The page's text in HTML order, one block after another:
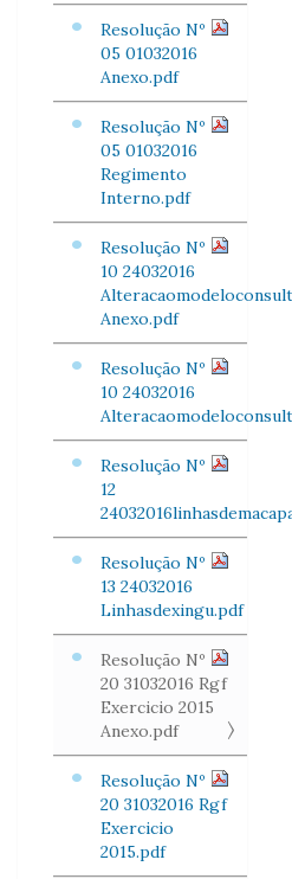
Resolução Nº
05 01032016
Anexo.pdf
Resolução Nº
05 01032016
Regimento
Interno.pdf
Resolução Nº
10 24032016
Anexo.pdf
Resolução Nº
10 24032016
Resolução Nº
12
Resolução Nº
13 24032016
Linhasdexingu.pdf
Resolução Nº
20 31032016 Rgf
Exercicio 2015
Anexo.pdf
Resolução Nº
20 31032016 Rgf
Exercicio
2015.pdf